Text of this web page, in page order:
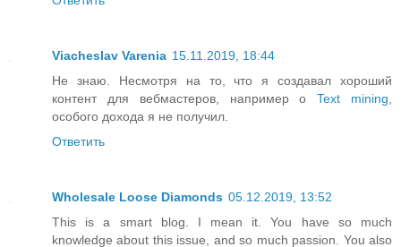
Viacheslav Varenia 15.11.2019, 18:44
Не знаю. Несмотря на то, что я создавал хороший
контент для вебмастеров, например оText mining
особого дохода я не получил.
Ответить
Wholesale Loose Diamonds 05.12.2019, 13:52
This is a smart blog. I mean it. You have so much
knowledge about this issue, and so much passion. You also